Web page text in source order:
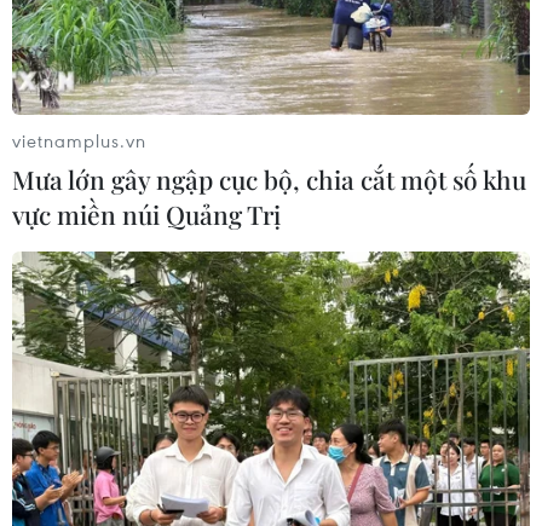
vietnamplus.vn
Mưa lớn gây ngập cục bộ, chia cắt một số khu
vực miền núi Quảng Trị